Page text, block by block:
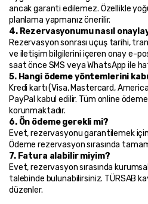
ancak garanti edilemez. Özellikle
planlama yapmanız önerilir.
4. Rezervasyonumu nasıl
Rezervasyon sonrası uçuş tarihi,
ve iletişim bilgilerini içeren onay e-
saat önce SMS veya WhatsApp ile
5. Hangi ödeme yöntemlerini
Kredi kartı (Visa, Mastercard,
PayPal kabul edilir. Tüm online
korunmaktadır.
6. Ön ödeme gerekli mi?
Evet, rezervasyonu garantilemek
Ödeme rezervasyon sırasında
7. Fatura alabilir miyim?
Evet, rezervasyon sırasında
talebinde bulunabilirsiniz. TÜRSAB
düzenler.